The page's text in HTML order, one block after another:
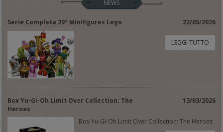
NEWS
Serie Completa 29° Minifigures Lego 22/05/2026
LEGGI TUTTO
Box Yu-Gi-Oh Limit Over Collection: The
Heroes
13/03/2026
Box Yu-Gi-Oh Limit Over Collection: The Heroes